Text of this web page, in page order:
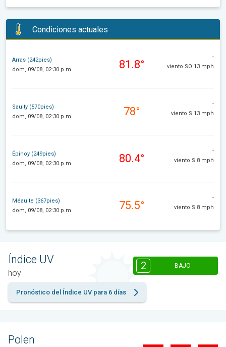
Condiciones actuales
Arras (242pies)
dom, 09/08, 02:30 p.m.
81.8°
-
viento SO 13 mph
Saulty (570pies)
dom, 09/08, 02:30 p.m.
78°
-
viento S 13 mph
Épinoy (249pies)
dom, 09/08, 02:30 p.m.
80.4°
-
viento S 8 mph
Méaulte (367pies)
dom, 09/08, 02:30 p.m.
75.5°
-
viento S 8 mph
Índice UV
hoy
2 BAJO
Pronóstico del Índice UV para 6 días
Polen